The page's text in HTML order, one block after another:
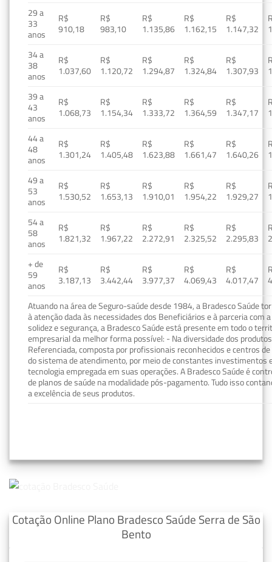
29 a
33
anos
R$
910,18
R$
983,10
R$
1.135,86
R$
1.162,15
R$
1.147,32
34 a
38
anos
R$
1.037,60
R$
1.120,72
R$
1.294,87
R$
1.324,84
R$
1.307,93
39 a
43
anos
R$
1.068,73
R$
1.154,34
R$
1.333,72
R$
1.364,59
R$
1.347,17
44 a
48
anos
R$
1.301,24
R$
1.405,48
R$
1.623,88
R$
1.661,47
R$
1.640,26
49 a
53
anos
R$
1.530,52
R$
1.653,13
R$
1.910,01
R$
1.954,22
R$
1.929,27
54 a
58
anos
R$
1.821,32
R$
1.967,22
R$
2.272,91
R$
2.325,52
R$
2.295,83
+ de
59
anos
R$
3.187,13
R$
3.442,44
R$
3.977,37
R$
4.069,43
R$
4.017,47
Atuando na área de Seguro-saúde desde 1984, a Bradesco Saúde
à atenção dada às necessidades dos Beneficiários e à parceria com
solidez e segurança, a Bradesco Saúde está presente em todo o
empresarial da melhor forma possível: - Na diversidade dos
Referenciada, composta por profissionais reconhecidos e centros
do sistema de atendimento, por meio de constantes investimentos
tecnologia empregada em suas operações. A Bradesco Saúde é
de planos de saúde na modalidade pós-pagamento. Tudo isso
a excelência de seus produtos.
Cotação Online Plano Bradesco Saúde Serra de São
Bento